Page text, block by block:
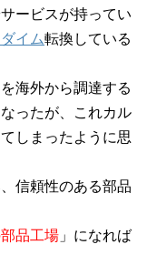
ービスが持ってい
イム転換している
海外から調達する
ったが、これカル
しまったように思
信頼性のある部品
品工場 」になれば